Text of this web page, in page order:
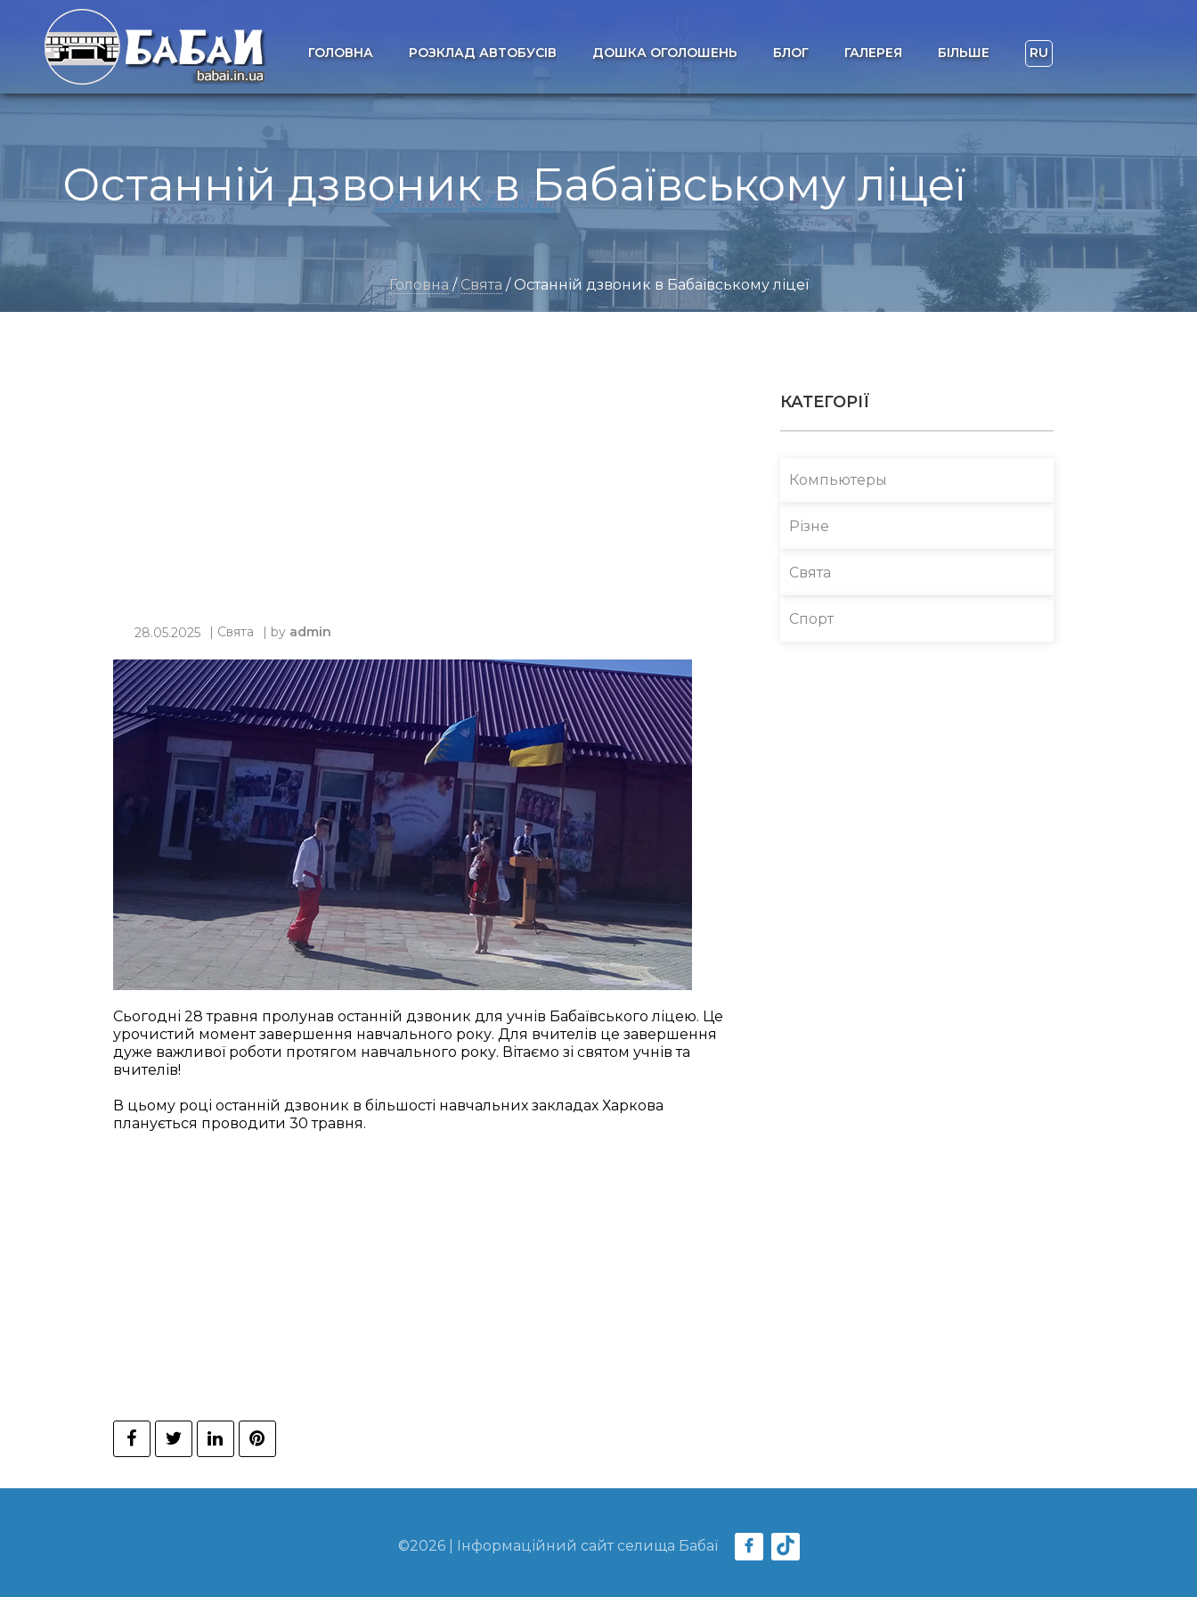
ГОЛОВНА РОЗКЛАД АВТОБУСІВ ДОШКА ОГОЛОШЕНЬ БЛОГ ГАЛЕРЕЯ БІЛЬШЕ RU
Останній дзвоник в Бабаївському ліцеї
Головна / Свята / Останній дзвоник в Бабаївському ліцеї
28.05.2025 | Свята | by admin
Сьогодні 28 травня пролунав останній дзвоник для учнів Бабаївського ліцею. Це
урочистий момент завершення навчального року. Для вчителів це завершення
дуже важливої роботи протягом навчального року. Вітаємо зі святом учнів та
вчителів!
В цьому році останній дзвоник в більшості навчальних закладах Харкова
планується проводити 30 травня.
КАТЕГОРІЇ
Компьютеры
Різне
Свята
Спорт
©2026 | Інформаційний сайт селища Бабаї